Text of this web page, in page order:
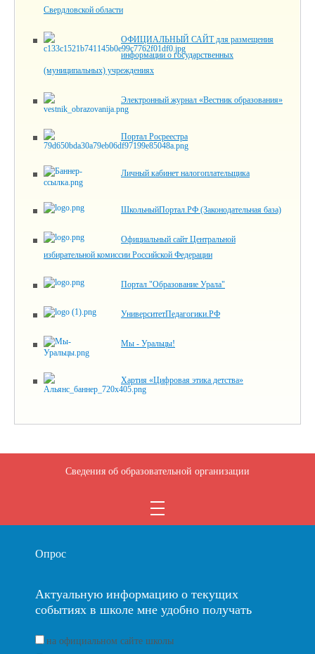
Свердловской области
ОФИЦИАЛЬНЫЙ САЙТ для размещения
информации о государственных
(муниципальных) учреждениях
Электронный журнал «Вестник образования»
Портал Росреестра
Личный кабинет налогоплательщика
ШкольныйПортал.РФ (Законодательная база)
Официальный сайт Центральной
избирательной комиссии Российской Федерации
Портал "Образование Урала"
УниверситетПедагогики.РФ
Мы - Уральцы!
Хартия «Цифровая этика детства»
Сведения об образовательной организации
Опрос
Актуальную информацию о текущих
событиях в школе мне удобно получать
на официальном сайте школы